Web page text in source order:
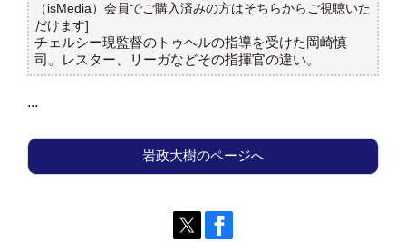
（isMedia）会員でご購入済みの方はそちらからご視聴いた
だけます]
チェルシー現監督のトゥヘルの指導を受けた岡崎慎
司。レスター、リーガなどその指揮官の違い。
...
岩政大樹のページへ